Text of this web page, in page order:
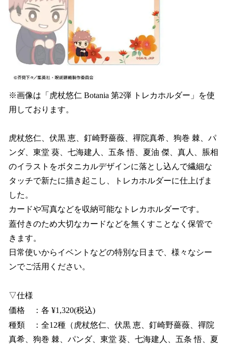
※画像は「虎杖悠仁 Botania 第2弾 トレカホルダー」を使
用しております。
虎杖悠仁、伏黒 恵、釘崎野薔薇、禪院真希、狗巻 棘、パ
ンダ、東堂 葵、七海建人、五条 悟、夏油 傑、真人、脹相
のイラストをボタニカルデザインに落とし込んで繊細な
タッチで新たに描き起こし、トレカホルダーに仕上げま
した。
カードや写真などを収納可能なトレカホルダーです。
蓋付きのため大切なカードなどを無くすことなく保管で
きます。
日常使いからイベントなどの特別な日まで、様々なシー
ンでご活用ください。
▽仕様
価格 ：各 ¥1,320(税込)
種類 ：全12種（虎杖悠仁、伏黒 恵、釘崎野薔薇、禪院
真希、狗巻 棘、パンダ、東堂 葵、七海建人、五条 悟、夏